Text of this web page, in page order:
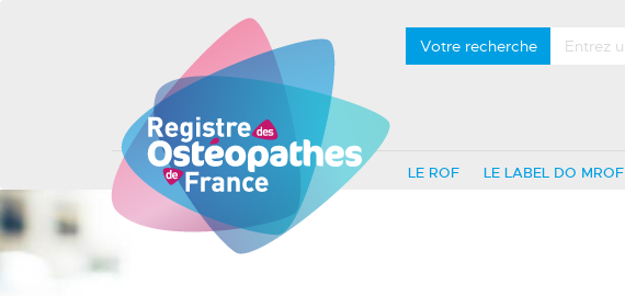
Votre recherche
LE ROF LE LABEL DO MROF